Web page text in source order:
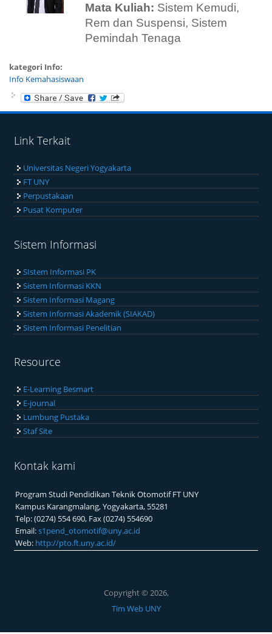
Mata Kuliah: Sistem Kemudi,
Rem dan Suspensi, Sistem
Pemindah Tenaga
kategori Info:
Info Kemahasiswaan
Link Terkait
Universitas Negeri Yogyakarta
FT UNY
Perpustakaan
Pusat Komputer
Sistem Informasi
SIstem Informasi PK
Sistem Informasi KKN
Sistem Informasi Magang
Sistem Informasi Akademik (SIAKAD)
Sistem Informasi Penelitian
Resource
E-Learning Besmart
E-journal
Lumbung Pustaka
Staf Site
Kontak kami
Program Studi Pendidikan Teknik Otomotif FT UNY
Kampus Karangmalang, Yogyakarta, 55281
Telp: (0274) 554 690, Fax (0274) 554690
Email:s1pend_otomotif@uny.ac.id
Web: http://pto.ft.uny.ac.id/
Copyright © 2026,
Tim Web UNY